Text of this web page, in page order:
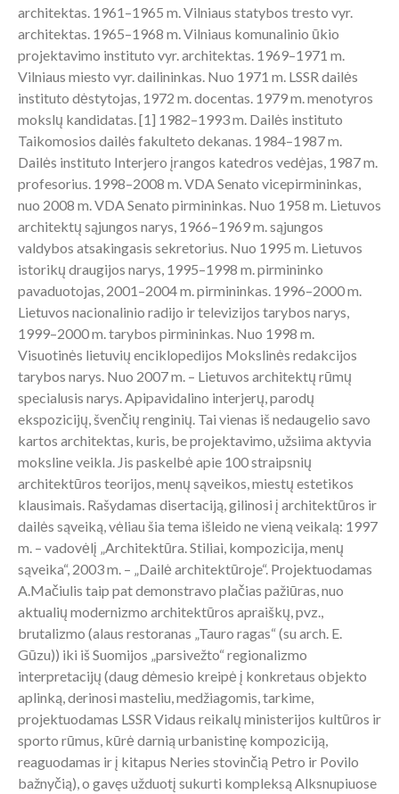
architektas. 1961–1965 m. Vilniaus statybos tresto vyr.
architektas. 1965–1968 m. Vilniaus komunalinio ūkio
projektavimo instituto vyr. architektas. 1969–1971 m.
Vilniaus miesto vyr. dailininkas. Nuo 1971 m. LSSR dailės
instituto dėstytojas, 1972 m. docentas. 1979 m. menotyros
mokslų kandidatas. [1] 1982–1993 m. Dailės instituto
Taikomosios dailės fakulteto dekanas. 1984–1987 m.
Dailės instituto Interjero įrangos katedros vedėjas, 1987 m.
profesorius. 1998–2008 m. VDA Senato vicepirmininkas,
nuo 2008 m. VDA Senato pirmininkas. Nuo 1958 m. Lietuvos
architektų sąjungos narys, 1966–1969 m. sąjungos
valdybos atsakingasis sekretorius. Nuo 1995 m. Lietuvos
istorikų draugijos narys, 1995–1998 m. pirmininko
pavaduotojas, 2001–2004 m. pirmininkas. 1996–2000 m.
Lietuvos nacionalinio radijo ir televizijos tarybos narys,
1999–2000 m. tarybos pirmininkas. Nuo 1998 m.
Visuotinės lietuvių enciklopedijos Mokslinės redakcijos
tarybos narys. Nuo 2007 m. – Lietuvos architektų rūmų
specialusis narys. Apipavidalino interjerų, parodų
ekspozicijų, švenčių renginių. Tai vienas iš nedaugelio savo
kartos architektas, kuris, be projektavimo, užsiima aktyvia
moksline veikla. Jis paskelbė apie 100 straipsnių
architektūros teorijos, menų sąveikos, miestų estetikos
klausimais. Rašydamas disertaciją, gilinosi į architektūros ir
dailės sąveiką, vėliau šia tema išleido ne vieną veikalą: 1997
m. – vadovėlį „Architektūra. Stiliai, kompozicija, menų
sąveika“, 2003 m. – „Dailė architektūroje“. Projektuodamas
A.Mačiulis taip pat demonstravo plačias pažiūras, nuo
aktualių modernizmo architektūros apraiškų, pvz.,
brutalizmo (alaus restoranas „Tauro ragas“ (su arch. E.
Gūzu)) iki iš Suomijos „parsivežto“ regionalizmo
interpretacijų (daug dėmesio kreipė į konkretaus objekto
aplinką, derinosi masteliu, medžiagomis, tarkime,
projektuodamas LSSR Vidaus reikalų ministerijos kultūros ir
sporto rūmus, kūrė darnią urbanistinę kompoziciją,
reaguodamas ir į kitapus Neries stovinčią Petro ir Povilo
bažnyčią), o gavęs užduotį sukurti kompleksą Alksnupiuose